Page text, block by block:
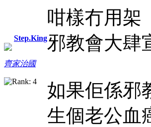
Step.King
齊家治國
咁樣冇用架
邪教會大肆
如果佢係邪
生個老公血